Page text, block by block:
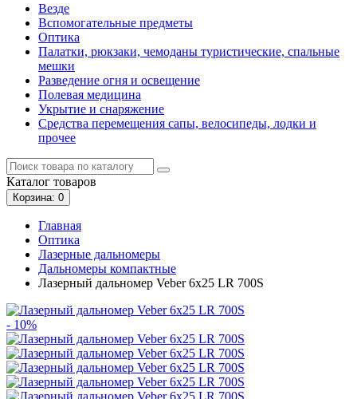
Везде
Вспомогательные предметы
Оптика
Палатки, рюкзаки, чемоданы туристические, спальные
мешки
Разведение огня и освещение
Полевая медицина
Укрытие и снаряжение
Средства перемещения сапы, велосипеды, лодки и
прочее
Каталог товаров
Корзина: 0
Главная
Оптика
Лазерные дальномеры
Дальномеры компактные
Лазерный дальномер Veber 6x25 LR 700S
- 10%